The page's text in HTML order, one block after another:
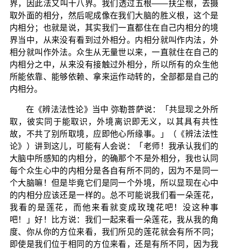
界，因此法又叫十八界。我们透过五根——扶尘根，去摄
取外面的相分，然后呢成像在我们大脑的胜义根，这个是
内相分；也就是说，其实我们一直都住在自己内相分的境
界当中，从来没有看到过外相分。内相分就叫作内法，外
相分就叫作外法。众生从无量世以来，一直就住在自己的
内相分之中，从来没有接触过外相分，所以所有的众生他
所能依靠、能够依赖、拿来运作动转的，全部都是自己的
内相分。
在《辨法法性论》当中 弥勒菩萨说：「共显现之外所
取，彼实同于能取识，外境离识即无义，以其具有共性
故，不共了别所取境，应即他心所缘事。」（《辨法法性
论》）讲到这儿，可能有人会说：「老师！我承认我们的
大脑中所感知的内相分，的确那个不是外相分，我也认同
每个众生心中的内相分是各自有所不同的，因为不是同一
个大脑嘛！但是毕竟它们是同一个外境，所以显现在心中
的内相分应该还是一样的。总不可能说我们看一朵莲花，
我看的是莲花，而他来看就变成玫瑰花吧！没这种事
吧！」好！比方说：我们一起来看一朵莲花，我从我的角
度、你从你的方位来看，我们所见的莲花就会有所不同；
即使是我们位于相同的方位来看，还是有所不同，因为我